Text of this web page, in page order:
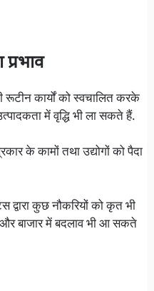
कार्यों को स्वचालित करके
में वृद्धि भी ला सकते हैं.
के कामों तथा उद्योगों को पैदा
द्वारा कुछ नौकरियों को कृत भी
बाजार में बदलाव भी आ सकते